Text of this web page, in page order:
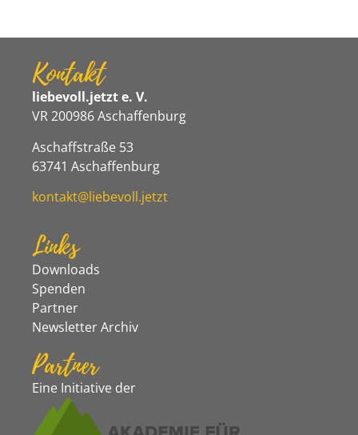
Kontakt
liebevoll.jetzt e. V.
VR 200986 Aschaffenburg
Aschaffstraße 53
63741 Aschaffenburg
kontakt@liebevoll.jetzt
Links
Downloads
Spenden
Partner
Newsletter Archiv
Partner
Eine Initiative der